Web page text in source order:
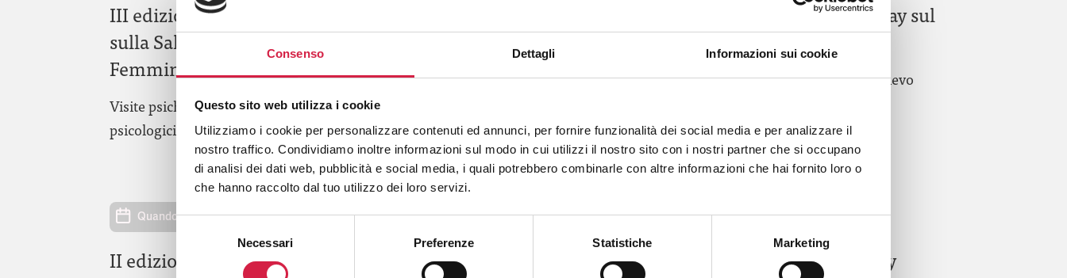
Consenso Dettagli Informazioni sui cookie
Questo sito web utilizza i cookie
Utilizziamo i cookie per personalizzare contenuti ed annunci, per fornire funzionalità dei social media e per analizzare il
nostro traffico. Condividiamo inoltre informazioni sul modo in cui utilizzi il nostro sito con i nostri partner che si occupano
di analisi dei dati web, pubblicità e social media, i quali potrebbero combinarle con altre informazioni che hai fornito loro o
che hanno raccolto dal tuo utilizzo dei loro servizi.
Selezione
consenso
Necessari Preferenze Statistiche Marketing
III edizione (H) Open Day
sulla Salute Mentale
Femminile
Visite psichiatriche, colloqui
psicologici, sportelli di ascolto
salute della donna negli ospedali
bollini rosa
III edizione (H) Open Day sul
Dolore
14a Giornata Nazionale del Sollievo
Quando: 17 Novembre 2014
II edizione (H)Open Day
Quando: 20 Ottobre 2014
V edizione (H)Open Day
Quando: 14 Ottobre 2014
II edizione (H)Open Day